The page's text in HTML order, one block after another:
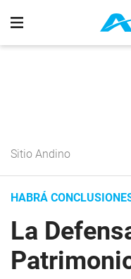
Sitio Andino
HABRÁ
La